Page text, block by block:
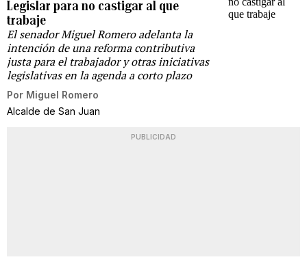
Legislar para no castigar al que
trabaje
El senador Miguel Romero adelanta la
intención de una reforma contributiva
justa para el trabajador y otras iniciativas
legislativas en la agenda a corto plazo
Por Miguel Romero
Alcalde de San Juan
PUBLICIDAD